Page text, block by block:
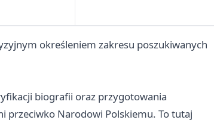
określeniem zakresu poszukiwanych
biografii oraz przygotowania
przeciwko Narodowi Polskiemu. To tutaj